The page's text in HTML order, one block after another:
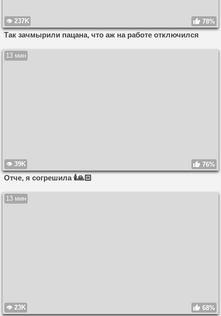
237K 78%
Так зачмырили пацана, что аж на работе отключился
13 мин
39K 76%
Отче, я согрешила 🕯️🙏🏻
13 мин
23K 68%